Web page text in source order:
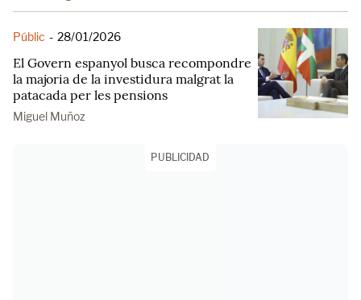
Públic - 28/01/2026
El Govern espanyol busca recompondre
la majoria de la investidura malgrat la
patacada per les pensions
Miguel Muñoz
PUBLICIDAD